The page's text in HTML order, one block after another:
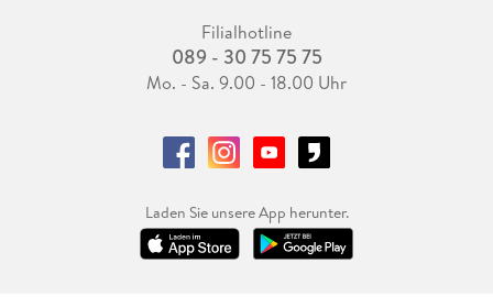
Filialhotline
089 - 30 75 75 75
Mo. - Sa. 9.00 - 18.00 Uhr
Laden Sie unsere App herunter.